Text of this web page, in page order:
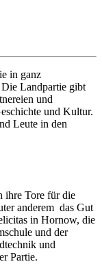
in ganz
Landpartie gibt
und
und Kultur.
Leute in den
ihre Tore für die
anderem das Gut
in Hornow, die
und der
und
Partie.